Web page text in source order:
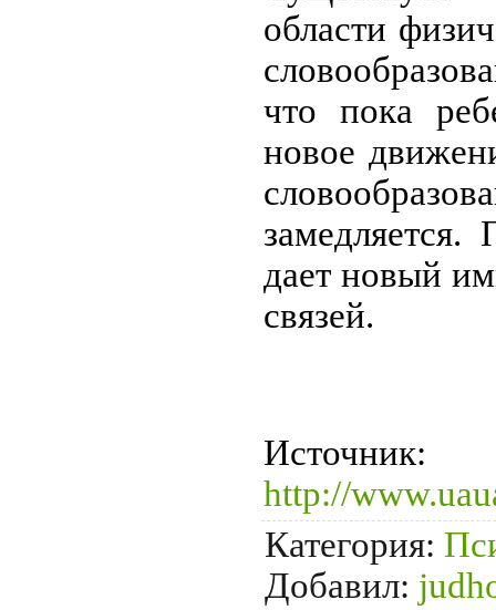
области
что пока
новое
дает новый
связей.
Источник:
http://
Категория:
Добавил: